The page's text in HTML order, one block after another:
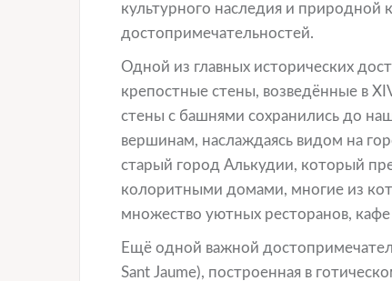
культурного наследия и природной
достопримечательностей.
Одной из главных исторических
крепостные стены, возведённые в
стены с башнями сохранились до
вершинам, наслаждаясь видом на
старый город Алькудии, который
колоритными домами, многие из
множество уютных ресторанов, кафе
Ещё одной важной
Sant Jaume), построенная в